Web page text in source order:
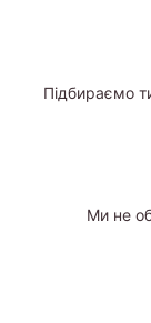
Підбираємо
Ми не